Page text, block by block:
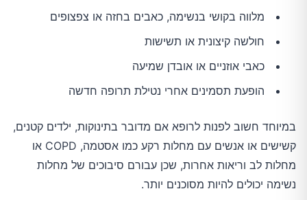
מלווה בקושי בנשימה, כאבים בחזה או צפצופים
חולשה קיצונית או תשישות
כאבי אוזניים או אובדן שמיעה
הופעת תסמינים אחרי נטילת תרופה חדשה
במיוחד חשוב לפנות לרופא אם מדובר בתינוקות, ילדים קטנים,
קשישים או אנשים עם מחלות רקע כמו אסטמה, COPD או
מחלות לב וריאות אחרות, שכן עבורם סיבוכים של מחלות
נשימה יכולים להיות מסוכנים יותר.